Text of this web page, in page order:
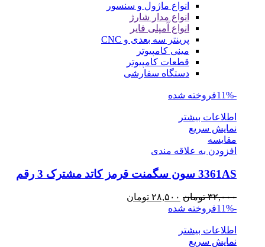
انواع ماژول و سنسور
انواع مدار شارژ
انواع آمپلی فایر
پرینتر سه بعدی و CNC
مینی کامپیوتر
قطعات کامپیوتر
دستگاه سفارشی
-11% فروخته شده
اطلاعات بیشتر
نمایش سریع
مقايسه
افزودن به علاقه مندی
3361AS سون سگمنت قرمز کاتد مشترک 3 رقم
۳۲,۰۰۰ تومان قیمت
اصلی
۲۸,۵۰۰ تومان
-11% فروخته شده
اطلاعات بیشتر
نمایش سریع